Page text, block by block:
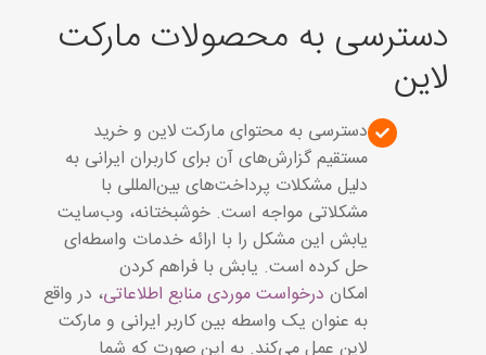
دسترسی به محصولات مارکت
لاین
دسترسی به محتوای مارکت لاین و خرید
مستقیم گزارش‌های آن برای کاربران ایرانی به
دلیل مشکلات پرداخت‌های بین‌المللی با
مشکلاتی مواجه است. خوشبختانه، وب‌سایت‌
یابش این مشکل را با ارائه خدمات واسطه‌ای
حل کرده است. یابش با فراهم کردن
امکان درخواست موردی منابع اطلاعاتی، در واقع
به عنوان یک واسطه بین کاربر ایرانی و مارکت